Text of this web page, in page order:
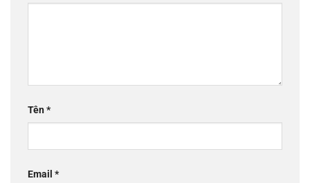
Tên*
Email *